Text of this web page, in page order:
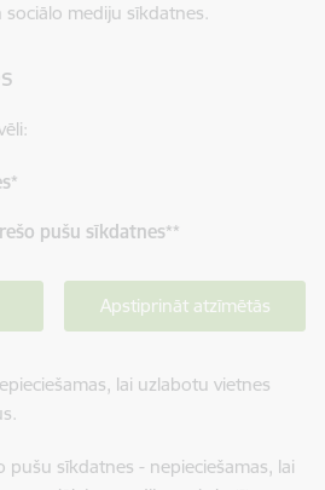
mediju sīkdatnes.
*
pušu sīkdatnes**
Apstiprināt atzīmētās
lai uzlabotu vietnes
pušu sīkdatnes - nepieciešamas, lai